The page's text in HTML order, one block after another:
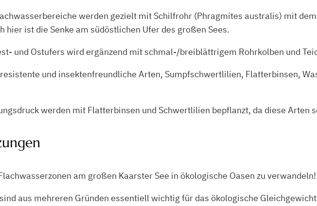
werden gezielt mit Schilfrohr (Phragmites australis) mit
hier ist die Senke am südöstlichen Ufer des großen Sees.
und Ostufers wird ergänzend mit schmal-/breiblättrigem Rohrkolben und
und insektenfreundliche Arten, Sumpfschwertlilien, Flatterbinsen,
werden mit Flatterbinsen und Schwertlilien bepflanzt, da diese Arten
am großen Kaarster See in ökologische Oasen zu verwandeln!
aus mehreren Gründen essentiell wichtig für das ökologische